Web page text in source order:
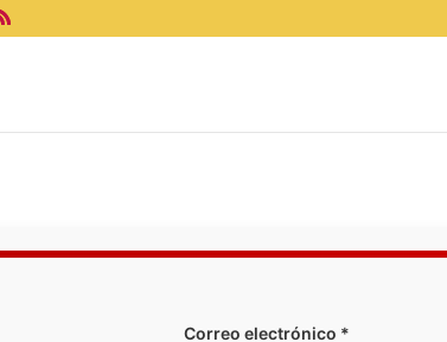
Correo electrónico *